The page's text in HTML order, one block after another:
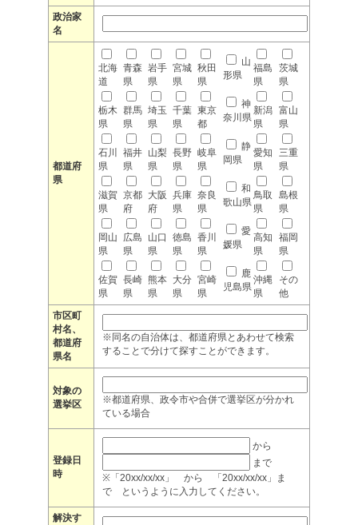
政治家
名
都道府
県
北海
道
青森
県
岩手
県
宮城
県
秋田
県
山
形県
福島
県
茨城
県
栃木
県
群馬
県
埼玉
県
千葉
県
東京
都
神
奈川県
新潟
県
富山
県
石川
県
福井
県
山梨
県
長野
県
岐阜
県
静
岡県
愛知
県
三重
県
滋賀
県
京都
府
大阪
府
兵庫
県
奈良
県
和
歌山県
鳥取
県
島根
県
岡山
県
広島
県
山口
県
徳島
県
香川
県
愛
媛県
高知
県
福岡
県
佐賀
県
長崎
県
熊本
県
大分
県
宮崎
県
鹿
児島県
沖縄
県
その
他
市区町
村名、
都道府
県名
※同名の自治体は、都道府県とあわせて検索
することで分けて探すことができます。
対象の
選挙区
※都道府県、政令市や合併で選挙区が分かれ
ている場合
登録日
時
から
まで
※「20xx/xx/xx」 から 「20xx/xx/xx」ま
で というように入力してください。
解決す